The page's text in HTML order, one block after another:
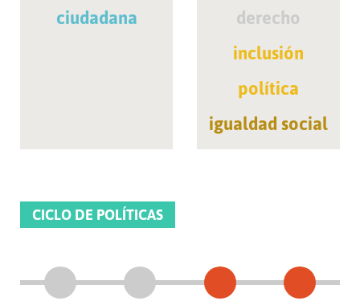
ciudadana
derecho
inclusión
política
igualdad social
CICLO DE POLÍTICAS